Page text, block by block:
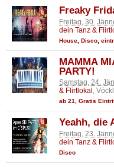
Freaky
Freitag, 30.
dein Tanz &
House Disco
MAMMA
PARTY!
Samstag, 24.
& Flirtlokal ,
ab 21 Gratis
Yeahh, die
Freitag, 23.
dein Tanz &
Disco